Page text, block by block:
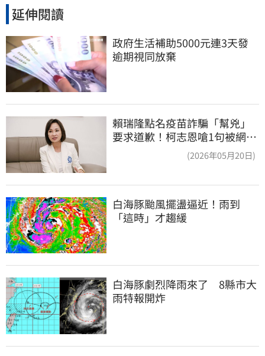
延伸閱讀
政府生活補助5000元連3天發
逾期視同放棄
賴瑞隆點名疫苗詐騙「幫兇」
要求道歉！柯志恩嗆1句被網罵
(2026年05月20日)
白海豚颱風擺盪逼近！雨到
「這時」才趨緩
白海豚劇烈降雨來了　8縣市大
雨特報開炸